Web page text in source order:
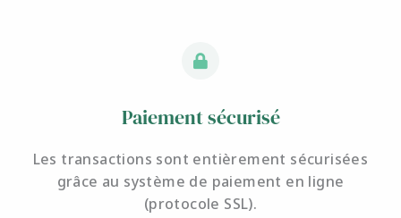
Paiement sécurisé
Les transactions sont entièrement sécurisées
grâce au système de paiement en ligne
(protocole SSL).